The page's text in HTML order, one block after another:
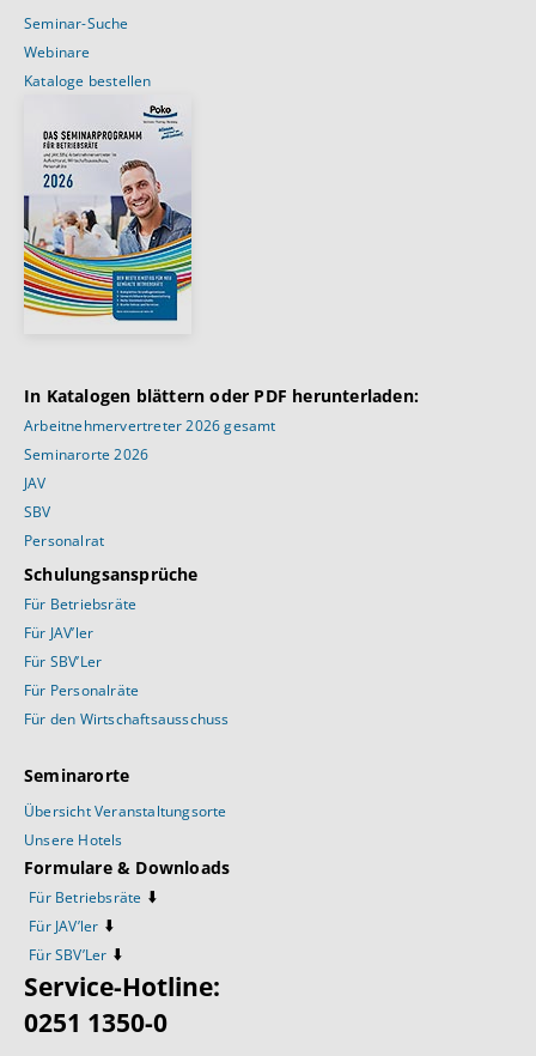
Seminar-Suche
Webinare
Kataloge bestellen
In Katalogen blättern oder PDF herunterladen:
Arbeitnehmervertreter 2026 gesamt
Seminarorte 2026
JAV
SBV
Personalrat
Schulungsansprüche
Für Betriebsräte
Für JAV’ler
Für SBV’Ler
Für Personalräte
Für den Wirtschaftsausschuss
Seminarorte
Übersicht Veranstaltungsorte
Unsere Hotels
Formulare & Downloads
Für Betriebsräte ⬇️
Für JAV’ler ⬇️
Für SBV’Ler ⬇️
Service-Hotline:
0251 1350-0